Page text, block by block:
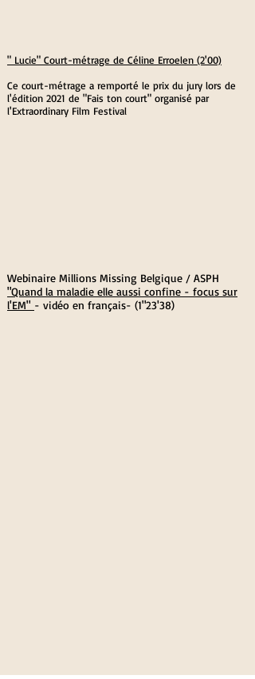
" Lucie" Court-métrage de Céline Erroelen (2'00)
Ce court-métrage a remporté le prix du jury lors de
l'édition 2021 de "Fais ton court" organisé par
l'Extraordinary Film Festival
Webinaire Millions Missing Belgique / ASPH
"Quand la maladie elle aussi confine - focus sur
l'EM" - vidéo en français- (1"23'38)